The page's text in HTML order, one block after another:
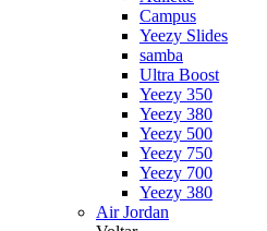
Campus
Yeezy Slides
samba
Ultra Boost
Yeezy 350
Yeezy 380
Yeezy 500
Yeezy 750
Yeezy 700
Yeezy 380
Air Jordan